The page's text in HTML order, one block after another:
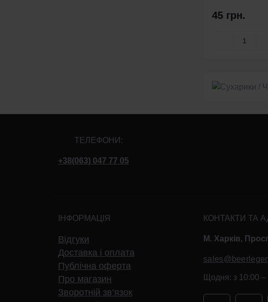
45 грн.
ТЕЛЕФОНИ:
+38(063) 047 77 05
ІНФОРМАЦІЯ
Відгуки
Доставка і оплата
Публічна оферта
Про магазин
Зворотній зв’язок
КОНТАКТИ ТА
М. Харків,
Щодня: з 10:00 –